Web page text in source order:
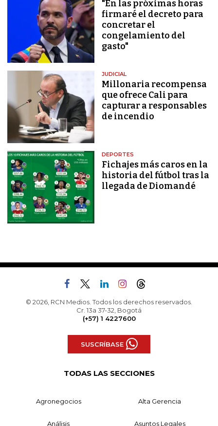
"En las próximas horas
firmaré el decreto para
concretar el
congelamiento del
gasto"
JUDICIAL
Millonaria recompensa
que ofrece Cali para
capturar a responsables
de incendio
DEPORTES
Fichajes más caros en la
historia del fútbol tras la
llegada de Diomandé
© 2026, RCN Medios. Todos los derechos reservados.
Cr. 13a 37-32, Bogotá
(+57) 1 4227600
SUSCRÍBASE
TODAS LAS SECCIONES
Agronegocios Alta Gerencia
Análisis Asuntos Legales